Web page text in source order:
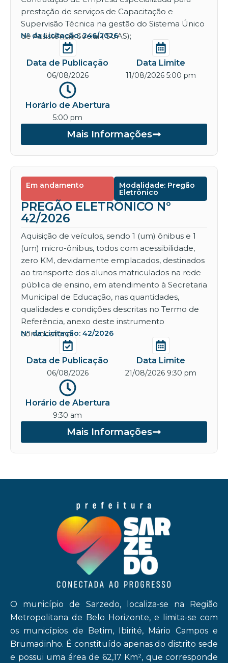
prestação de serviços de Capacitação e
Supervisão Técnica na gestão do Sistema Único
de Assistência Social ( SUAS);
Nº da Licitação: 246/2026
Data de Publicação
06/08/2026
Data Limite
11/08/2026 5:00 pm
Horário de Abertura
5:00 pm
Mais Informações
Em andamento Modalidade: Pregão
Eletrônico
PREGÃO ELETRÔNICO Nº
42/2026
Aquisição de veículos, sendo 1 (um) ônibus e 1
(um) micro-ônibus, todos com acessibilidade,
zero KM, devidamente emplacados, destinados
ao transporte dos alunos matriculados na rede
pública de ensino, em atendimento à Secretaria
Municipal de Educação, nas quantidades,
qualidades e condições descritas no Termo de
Referência, anexo deste instrumento
convocatório.
Nº da Licitação: 42/2026
Data de Publicação
06/08/2026
Data Limite
21/08/2026 9:30 pm
Horário de Abertura
9:30 am
Mais Informações
O município de Sarzedo, localiza-se na Região
Metropolitana de Belo Horizonte, e limita-se com
os municípios de Betim, Ibirité, Mário Campos e
Brumadinho. É constituído apenas do distrito sede
e possui uma área de 62,17 Km², que corresponde